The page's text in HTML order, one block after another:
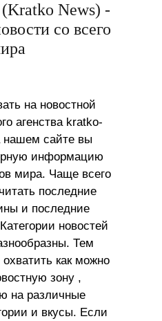
News) -
со всего
на новостной
агенства kratko-
нашем сайте вы
информацию
мира. Чаще всего
последние
и последние
новостей
Тем
как можно
зону ,
на различные
и вкусы. Если